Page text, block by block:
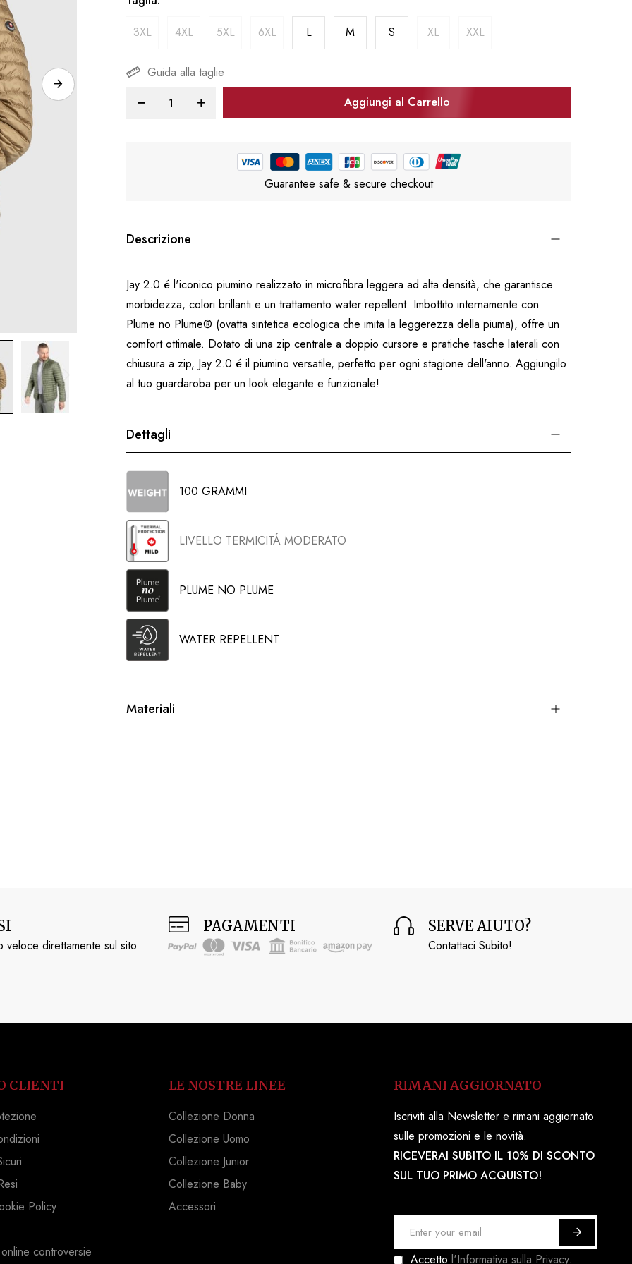
3XL
4XL 5XL 6XL L M S XL XXL
Guida alla taglie
Aggiungi al Carrello
Guarantee safe & secure checkout
Descrizione
Jay 2.0 é l'iconico piumino realizzato in microfibra leggera ad alta densità, che garantisce
morbidezza, colori brillanti e un trattamento water repellent. Imbottito internamente con
Plume no Plume® (ovatta sintetica ecologica che imita la leggerezza della piuma), offre un
comfort ottimale. Dotato di una zip centrale a doppio cursore e pratiche tasche laterali con
chiusura a zip, Jay 2.0 é il piumino versatile, perfetto per ogni stagione dell'anno. Aggiungilo
al tuo guardaroba per un look elegante e funzionale!
Dettagli
100 GRAMMI
LIVELLO TERMICITÁ MODERATO
PLUME NO PLUME
WATER REPELLENT
Materiali
veloce direttamente sul sito
PAGAMENTI SERVE AIUTO?
Contattaci Subito!
CLIENTI
Policy
controversie
LE NOSTRE LINEE
Collezione Donna
Collezione Uomo
Collezione Junior
Collezione Baby
Accessori
RIMANI AGGIORNATO
Iscriviti alla Newsletter e rimani aggiornato
sulle promozioni e le novità.
RICEVERAI SUBITO IL 10% DI SCONTO
SUL TUO PRIMO ACQUISTO!
Accettol'Informativa sulla Privacy.